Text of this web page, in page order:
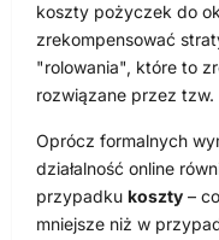
koszty pożyczek do
zrekompensować
"rolowania", które to
rozwiązane przez tzw.
Oprócz formalnych
działalność online
przypadku koszty –
mniejsze niż w